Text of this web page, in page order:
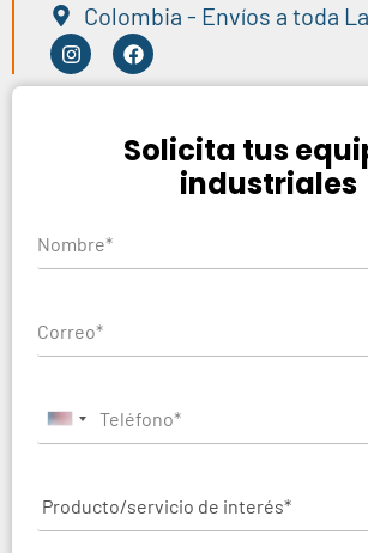
Colombia - Envíos a toda
Solicita tus
industriales
United States +1